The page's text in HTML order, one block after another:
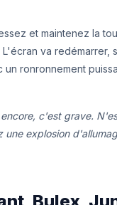
et maintenez la
L'écran va redémarrer,
ronronnement
c'est grave.
une explosion